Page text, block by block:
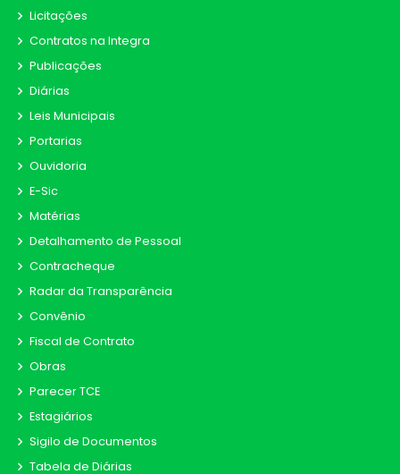
Licitações
Contratos na Integra
Publicações
Diárias
Leis Municipais
Portarias
Ouvidoria
E-Sic
Matérias
Detalhamento de Pessoal
Contracheque
Radar da Transparência
Convênio
Fiscal de Contrato
Obras
Parecer TCE
Estagiários
Sigilo de Documentos
Tabela de Diárias